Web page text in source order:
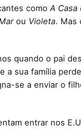
como A Casa
ou Violeta. Mas
quando o pai
a sua família
se a enviar o
entrar nos